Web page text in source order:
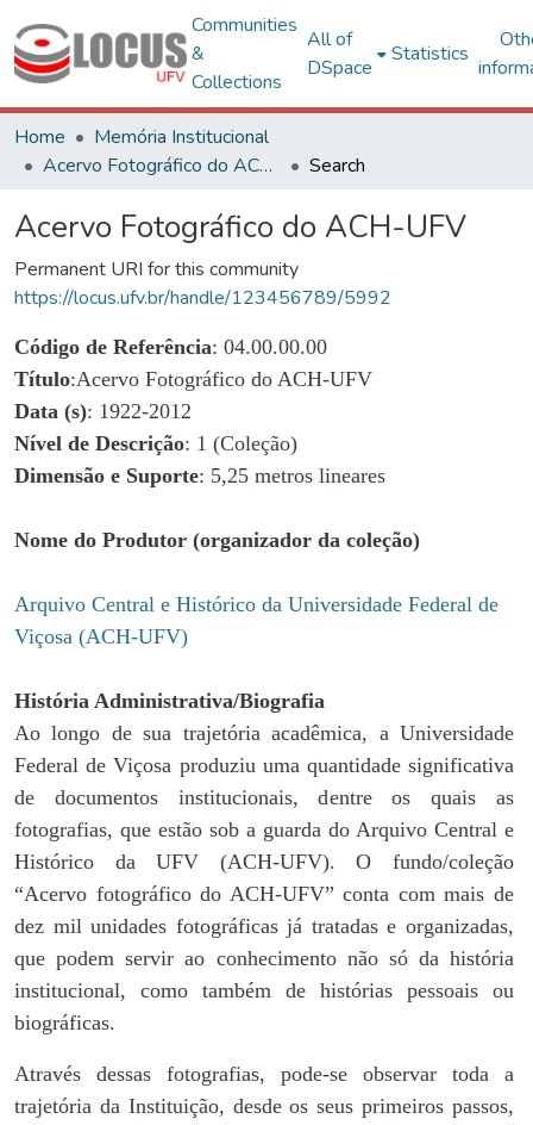
Communities
&
Collections
All of
DSpace
Statistics
Home
Memória Institucional
Acervo Fotográfico do ACH-UFV
Search
Acervo Fotográfico do ACH-UFV
Permanent URI for this community
https://locus.ufv.br/handle/123456789/5992
Código de Referência: 04.00.00.00
Título:Acervo Fotográfico do ACH-UFV
Data (s): 1922-2012
Nível de Descrição: 1 (Coleção)
Dimensão e Suporte: 5,25 metros lineares
Nome do Produtor (organizador da coleção)
Arquivo Central e Histórico da Universidade Federal de
Viçosa (ACH-UFV)
História Administrativa/Biografia
Ao longo de sua trajetória acadêmica, a Universidade
Federal de Viçosa produziu uma quantidade significativa
de documentos institucionais, dentre os quais as
fotografias, que estão sob a guarda do Arquivo Central e
Histórico da UFV (ACH-UFV). O fundo/coleção
“Acervo fotográfico do ACH-UFV” conta com mais de
dez mil unidades fotográficas já tratadas e organizadas,
que podem servir ao conhecimento não só da história
institucional, como também de histórias pessoais ou
biográficas.
Através dessas fotografias, pode-se observar toda a
trajetória da Instituição, desde os seus primeiros passos,